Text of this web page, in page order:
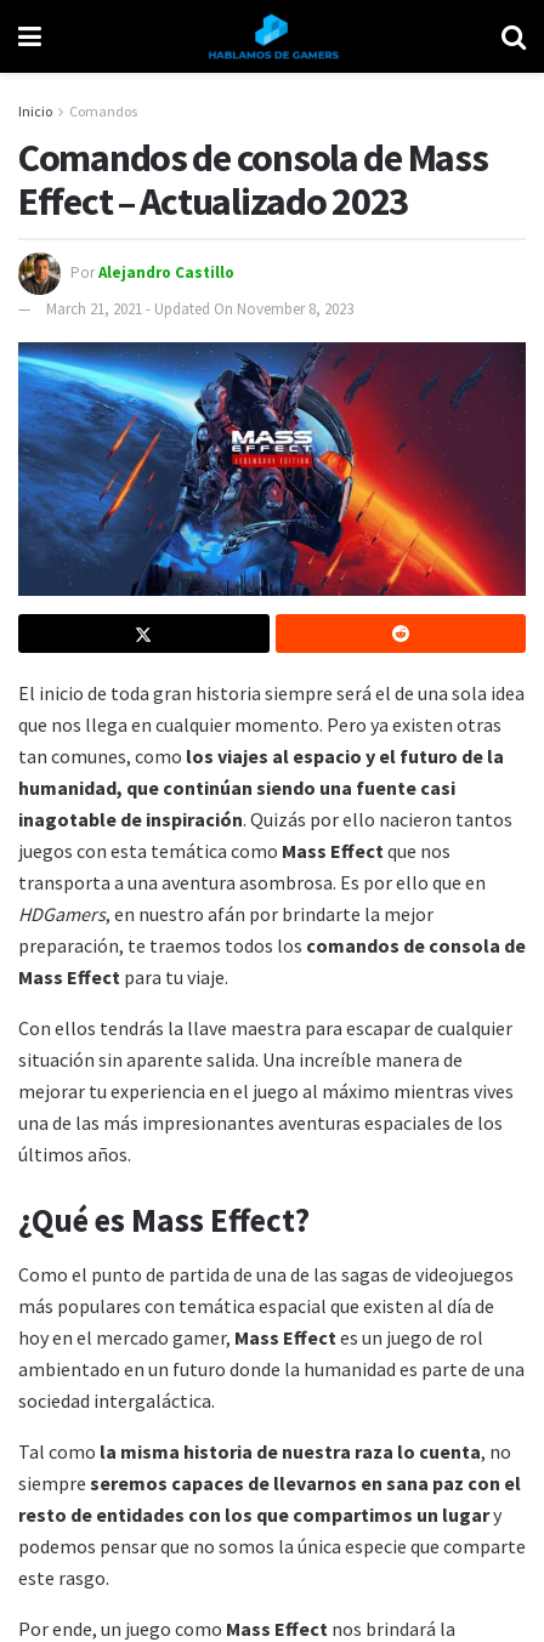
Inicio Comandos
Comandos de consola de Mass
Effect – Actualizado 2023
PorAlejandro Castillo
March 21, 2021 - Updated On November 8, 2023
El inicio de toda gran historia siempre será el de una sola idea
que nos llega en cualquier momento. Pero ya existen otras
tan comunes, como los viajes al espacio y el futuro de la
humanidad, que continúan siendo una fuente casi
inagotable de inspiración. Quizás por ello nacieron tantos
juegos con esta temática como Mass Effectque nos
transporta a una aventura asombrosa. Es por ello que en
HDGamers, en nuestro afán por brindarte la mejor
preparación, te traemos todos los comandos de consola de
Mass Effect para tu viaje.
Con ellos tendrás la llave maestra para escapar de cualquier
situación sin aparente salida. Una increíble manera de
mejorar tu experiencia en el juego al máximo mientras vives
una de las más impresionantes aventuras espaciales de los
últimos años.
¿Qué es Mass Effect?
Como el punto de partida de una de las sagas de videojuegos
más populares con temática espacial que existen al día de
hoy en el mercado gamer, Mass Effect es un juego de rol
ambientado en un futuro donde la humanidad es parte de una
sociedad intergaláctica.
Tal como la misma historia de nuestra raza lo cuenta, no
siempre seremos capaces de llevarnos en sana paz con el
resto de entidades con los que compartimos un lugary
podemos pensar que no somos la única especie que comparte
este rasgo.
Por ende, un juego como Mass Effect nos brindará la